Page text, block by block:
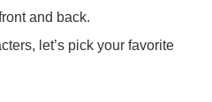
and back.
let’s pick your favorite